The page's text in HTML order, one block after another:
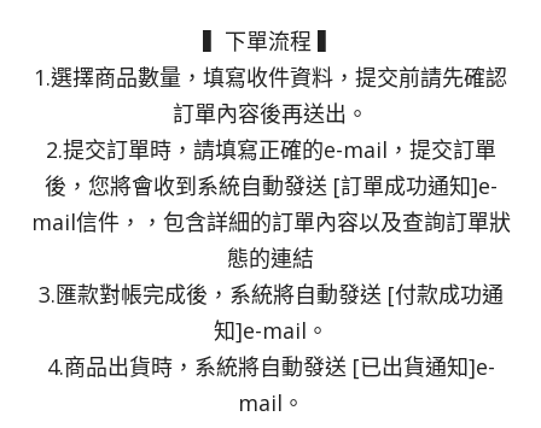
▍下單流程 ▍
1.選擇商品數量，填寫收件資料，提交前請先確認
訂單內容後再送出。
2.提交訂單時，請填寫正確的e-mail，提交訂單
後，您將會收到系統自動發送 [訂單成功通知]e-
mail信件，，包含詳細的訂單內容以及查詢訂單狀
態的連結
3.匯款對帳完成後，系統將自動發送 [付款成功通
知]e-mail。
4.商品出貨時，系統將自動發送 [已出貨通知]e-
mail。